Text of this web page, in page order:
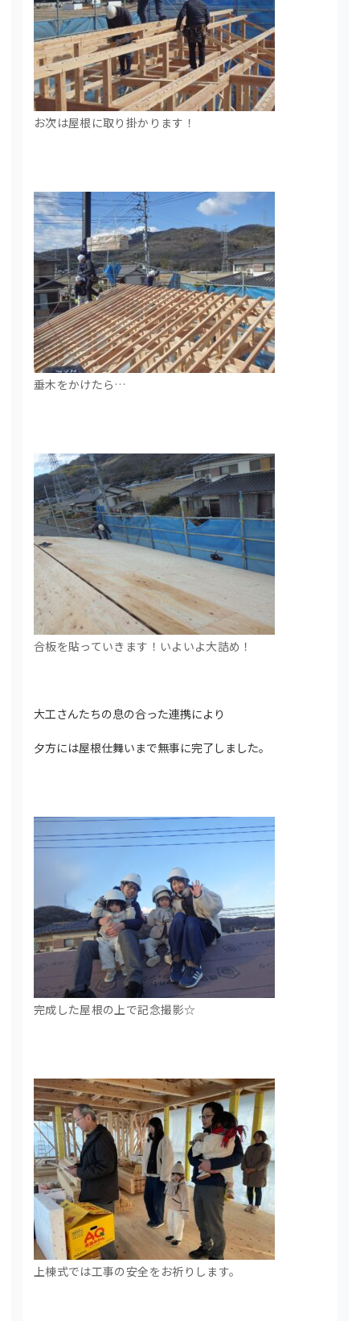
お次は屋根に取り掛かります！
垂木をかけたら…
合板を貼っていきます！いよいよ大詰め！
大工さんたちの息の合った連携により
夕方には屋根仕舞いまで無事に完了しました。
完成した屋根の上で記念撮影☆
上棟式では工事の安全をお祈りします。